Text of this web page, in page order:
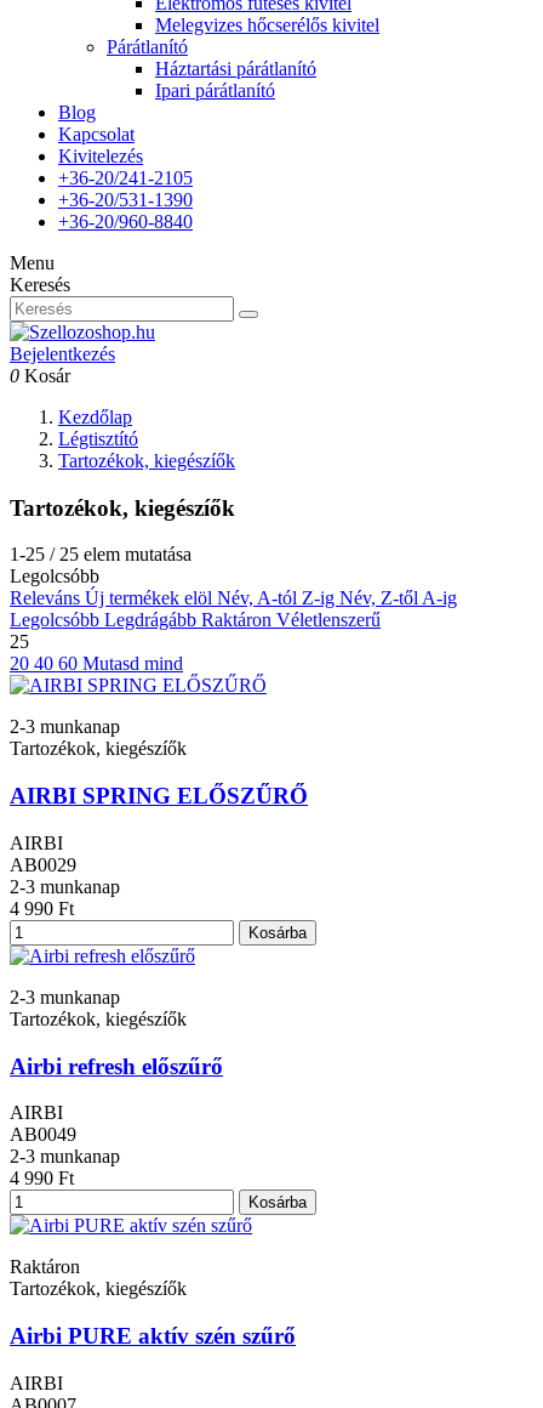
Melegvizes hőcserélős kivitel
Párátlanító
Háztartási párátlanító
Ipari párátlanító
Blog
Kapcsolat
Kivitelezés
+36-20/241-2105
+36-20/531-1390
+36-20/960-8840
Menu
Keresés
Bejelentkezés
0 Kosár
Kezdőlap
Légtisztító
Tartozékok, kiegészíők
Tartozékok, kiegészíők
1-25 / 25 elem mutatása
Legolcsóbb
Releváns Új termékek elöl Név, A-tól Z-ig Név, Z-től A-ig
Legolcsóbb Legdrágább Raktáron Véletlenszerű
25
20 40 60 Mutasd mind
2-3 munkanap
Tartozékok, kiegészíők
AIRBI SPRING ELŐSZŰRŐ
AIRBI
AB0029
2-3 munkanap
4 990 Ft
Kosárba
2-3 munkanap
Tartozékok, kiegészíők
Airbi refresh előszűrő
AIRBI
AB0049
2-3 munkanap
4 990 Ft
Kosárba
Raktáron
Tartozékok, kiegészíők
Airbi PURE aktív szén szűrő
AIRBI